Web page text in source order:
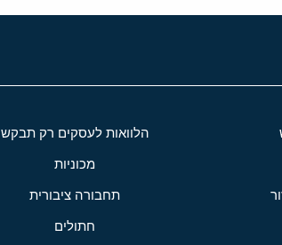
הלוואות לעסקים רק תבקש
מכוניות
תחבורה ציבורית
חתולים